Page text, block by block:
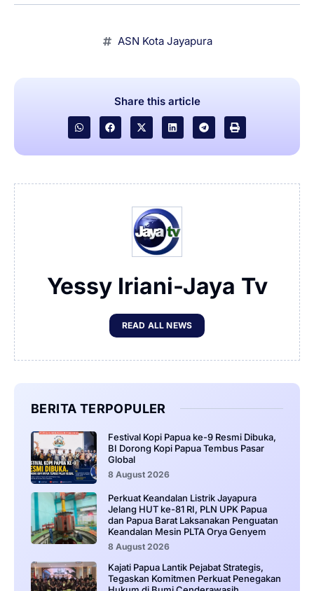
ASN Kota Jayapura
Share this article
Yessy Iriani-Jaya Tv
READ ALL NEWS
BERITA TERPOPULER
Festival Kopi Papua ke-9 Resmi Dibuka,
BI Dorong Kopi Papua Tembus Pasar
Global
8 August 2026
Perkuat Keandalan Listrik Jayapura
Jelang HUT ke-81 RI, PLN UPK Papua
dan Papua Barat Laksanakan Penguatan
Keandalan Mesin PLTA Orya Genyem
8 August 2026
Kajati Papua Lantik Pejabat Strategis,
Tegaskan Komitmen Perkuat Penegakan